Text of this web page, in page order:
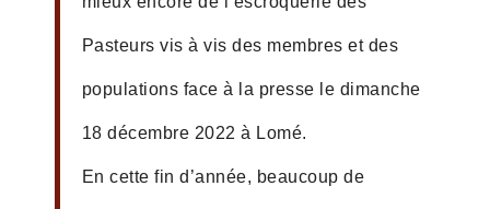
Pasteurs vis à vis des membres et des
populations face à la presse le dimanche
18 décembre 2022 à Lomé.
En cette fin d’année, beaucoup de